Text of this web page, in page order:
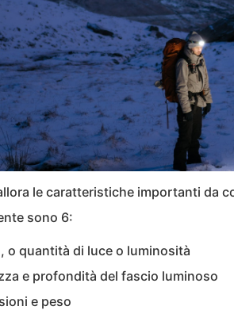
le caratteristiche importanti da
sono 6:
o quantità di luce o luminosità
e profondità del fascio luminoso
e peso